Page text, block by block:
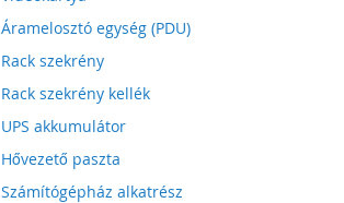
Áramelosztó egység (PDU)
Rack szekrény
Rack szekrény kellék
UPS akkumulátor
Hővezető paszta
Számítógépház alkatrész